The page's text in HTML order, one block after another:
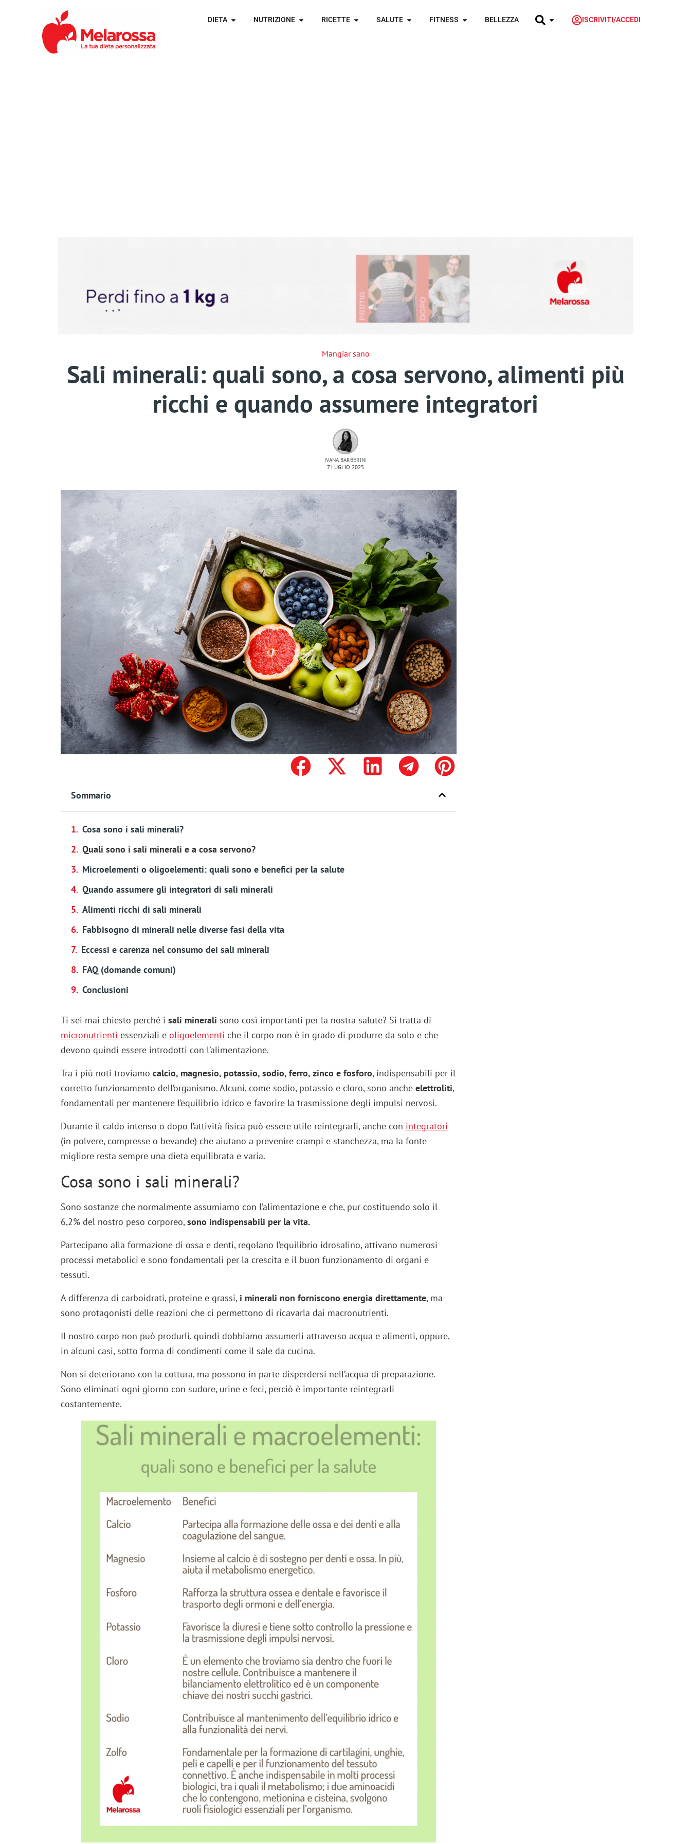
DIETA NUTRIZIONE RICETTE SALUTE FITNESS BELLEZZA ISCRIVITI/ACCEDI
Mangiar sano
Sali minerali: quali sono, a cosa servono, alimenti più
ricchi e quando assumere integratori
IVANA BARBERINI
7 LUGLIO 2025
Sommario
Cosa sono i sali minerali?
Quali sono i sali minerali e a cosa servono?
Microelementi o oligoelementi: quali sono e benefici per la salute
Quando assumere gli integratori di sali minerali
Alimenti ricchi di sali minerali
Fabbisogno di minerali nelle diverse fasi della vita
Eccessi e carenza nel consumo dei sali minerali
FAQ (domande comuni)
Conclusioni
Ti sei mai chiesto perché i sali minerali sono così importanti per la nostra salute? Si tratta di
micronutrienti essenziali e oligoelementi che il corpo non è in grado di produrre da solo e che
devono quindi essere introdotti con l’alimentazione.
Tra i più noti troviamo calcio, magnesio, potassio, sodio, ferro, zinco e fosforo, indispensabili per il
corretto funzionamento dell’organismo. Alcuni, come sodio, potassio e cloro, sono anche elettroliti,
fondamentali per mantenere l’equilibrio idrico e favorire la trasmissione degli impulsi nervosi.
Durante il caldo intenso o dopo l’attività fisica può essere utile reintegrarli, anche con integratori
(in polvere, compresse o bevande) che aiutano a prevenire crampi e stanchezza, ma la fonte
migliore resta sempre una dieta equilibrata e varia.
Cosa sono i sali minerali?
Sono sostanze che normalmente assumiamo con l’alimentazione e che, pur costituendo solo il
6,2% del nostro peso corporeo,sono indispensabili per la vita.
Partecipano alla formazione di ossa e denti, regolano l’equilibrio idrosalino, attivano numerosi
processi metabolici e sono fondamentali per la crescita e il buon funzionamento di organi e
tessuti.
A differenza di carboidrati, proteine e grassi, i minerali non forniscono energia direttamente, ma
sono protagonisti delle reazioni che ci permettono di ricavarla dai macronutrienti.
Il nostro corpo non può produrli, quindi dobbiamo assumerli attraverso acqua e alimenti, oppure,
in alcuni casi, sotto forma di condimenti come il sale da cucina.
Non si deteriorano con la cottura, ma possono in parte disperdersi nell’acqua di preparazione.
Sono eliminati ogni giorno con sudore, urine e feci, perciò è importante reintegrarli
costantemente.